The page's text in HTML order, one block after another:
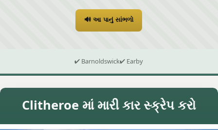
🔊 આ પાનું સાંભળો
✔ Barnoldswick✔ Earby
Clitheroe માં મારી કાર સ્ક્રેપ કરો